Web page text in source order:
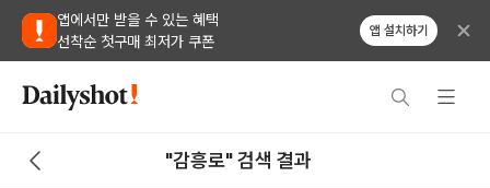
앱에서만 받을 수 있는 혜택
선착순 첫구매 최저가 쿠폰
앱 설치하기
"감흥로" 검색 결과